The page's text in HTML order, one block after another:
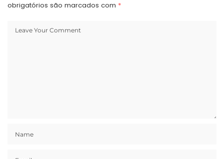
obrigatórios são marcados com *